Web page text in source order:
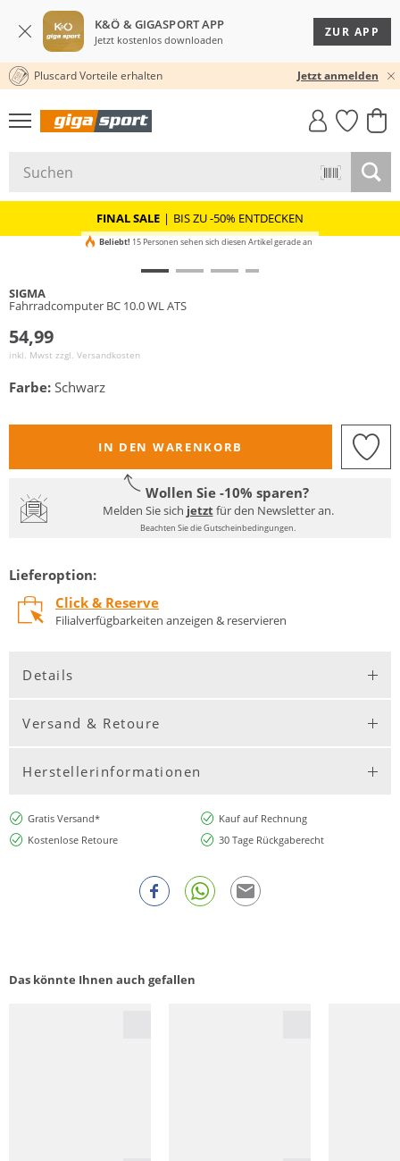
K&Ö & GIGASPORT APP
Jetzt kostenlos downloaden
ZUR APP
30 TAGE RÜCKGABERECHT
Pluscard Vorteile erhalten Jetzt anmelden
GIGASTYLE
FAHRRAD­
MUST-HAVE
FINAL SALE | BIS ZU -50% ENTDECKEN
Beliebt! 15 Personen sehen sich diesen Artikel gerade an
SIGMA
Fahrradcomputer BC 10.0 WL ATS
54,99
inkl. Mwst zzgl. Versandkosten
Farbe: Schwarz
IN DEN WARENKORB
Wollen Sie -10% sparen?
Melden Sie sich jetztfür den Newsletter an.
Beachten Sie die Gutscheinbedingungen.
Lieferoption:
Click & Reserve
Filialverfügbarkeiten anzeigen & reservieren
Details
Versand & Retoure
Herstellerinformationen
Gratis Versand*
Kauf auf Rechnung
Kostenlose Retoure
30 Tage Rückgaberecht
Das könnte Ihnen auch gefallen